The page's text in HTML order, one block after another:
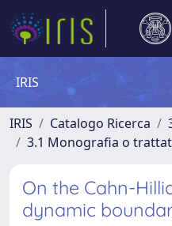
IRIS
IRIS Catalogo Ricerca
3.1 Monografia o
On the Cahn-
dynamic